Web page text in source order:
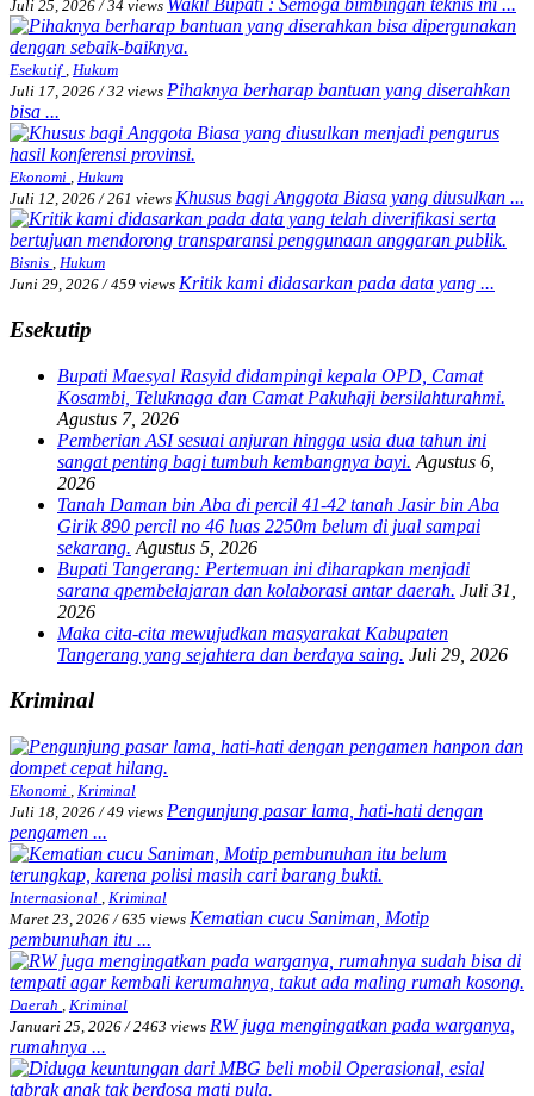
Juli 25, 2026 / 34 views Wakil Bupati : Semoga bimbingan teknis ini ...
Esekutif , Hukum
Juli 17, 2026 / 32 views Pihaknya berharap bantuan yang diserahkan
bisa ...
Ekonomi , Hukum
Juli 12, 2026 / 261 views Khusus bagi Anggota Biasa yang diusulkan ...
Bisnis , Hukum
Juni 29, 2026 / 459 views Kritik kami didasarkan pada data yang ...
Esekutip
Bupati Maesyal Rasyid didampingi kepala OPD, Camat
Kosambi, Teluknaga dan Camat Pakuhaji bersilahturahmi.
Agustus 7, 2026
Pemberian ASI sesuai anjuran hingga usia dua tahun ini
sangat penting bagi tumbuh kembangnya bayi. Agustus 6,
2026
Tanah Daman bin Aba di percil 41-42 tanah Jasir bin Aba
Girik 890 percil no 46 luas 2250m belum di jual sampai
sekarang. Agustus 5, 2026
Bupati Tangerang: Pertemuan ini diharapkan menjadi
sarana qpembelajaran dan kolaborasi antar daerah. Juli 31,
2026
Maka cita-cita mewujudkan masyarakat Kabupaten
Tangerang yang sejahtera dan berdaya saing. Juli 29, 2026
Kriminal
Ekonomi , Kriminal
Juli 18, 2026 / 49 views Pengunjung pasar lama, hati-hati dengan
pengamen ...
Internasional , Kriminal
Maret 23, 2026 / 635 views Kematian cucu Saniman, Motip
pembunuhan itu ...
Daerah , Kriminal
Januari 25, 2026 / 2463 views RW juga mengingatkan pada warganya,
rumahnya ...